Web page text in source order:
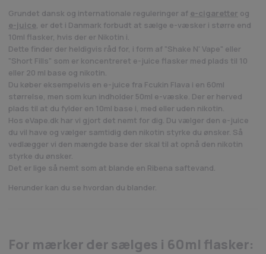
Grundet dansk og internationale reguleringer af e-cigaretter og
e-juice, er det i Danmark forbudt at sælge e-væsker i større end
10ml flasker, hvis der er Nikotin i.
Dette finder der heldigvis råd for, i form af "Shake N' Vape" eller
"Short Fills" som er koncentreret e-juice flasker med plads til 10
eller 20 ml base og nikotin.
Du køber eksempelvis en e-juice fra Fcukin Flava i en 60ml
størrelse, men som kun indholder 50ml e-væske. Der er herved
plads til at du fylder en 10ml base i, med eller uden nikotin.
Hos eVape.dk har vi gjort det nemt for dig. Du vælger den e-juice
du vil have og vælger samtidig den nikotin styrke du ønsker. Så
vedlægger vi den mængde base der skal til at opnå den nikotin
styrke du ønsker.
Det er lige så nemt som at blande en Ribena saftevand.
Herunder kan du se hvordan du blander.
For mærker der sælges i 60ml flasker: